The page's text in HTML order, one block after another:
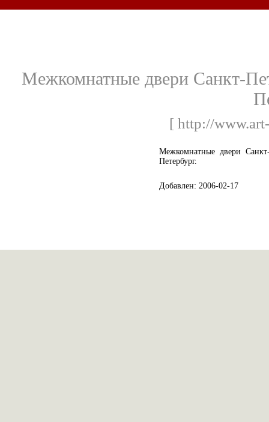
Межкомнатные двери Санкт-
[ http://
Межкомнатные двери
Петербург.
Добавлен: 2006-02-17